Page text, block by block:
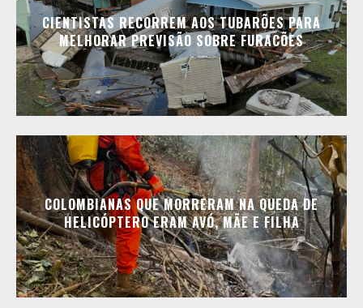
CIENTISTAS RECORREM AOS TUBARÕES PARA
MELHORAR PREVISÃO SOBRE FURACÕES
COLOMBIANAS QUE MORRERAM NA QUEDA DE
HELICÓPTERO ERAM AVÓ, MÃE E FILHA